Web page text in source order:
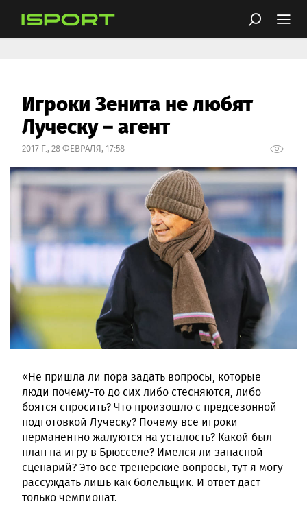
Игроки Зенита не любят
Луческу – агент
2017 Г., 28 ФЕВРАЛЯ, 17:58
«Не пришла ли пора задать вопросы, которые
люди почему-то до сих либо стесняются, либо
боятся спросить? Что произошло с предсезонной
подготовкой Луческу? Почему все игроки
перманентно жалуются на усталость? Какой был
план на игру в Брюсселе? Имелся ли запасной
сценарий? Это все тренерские вопросы, тут я могу
рассуждать лишь как болельщик. И ответ даст
только чемпионат.